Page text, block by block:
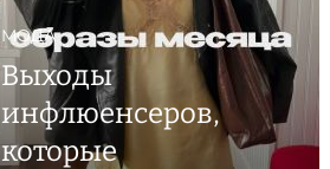
МОДА
Выходы
инфлюенсеров,
которые